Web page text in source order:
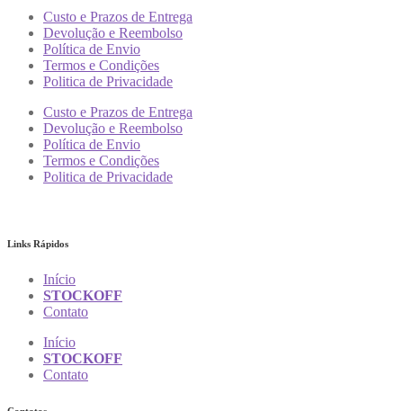
Custo e Prazos de Entrega
Devolução e Reembolso
Política de Envio
Termos e Condições
Politica de Privacidade
Custo e Prazos de Entrega
Devolução e Reembolso
Política de Envio
Termos e Condições
Politica de Privacidade
Links Rápidos
Início
STOCKOFF
Contato
Início
STOCKOFF
Contato